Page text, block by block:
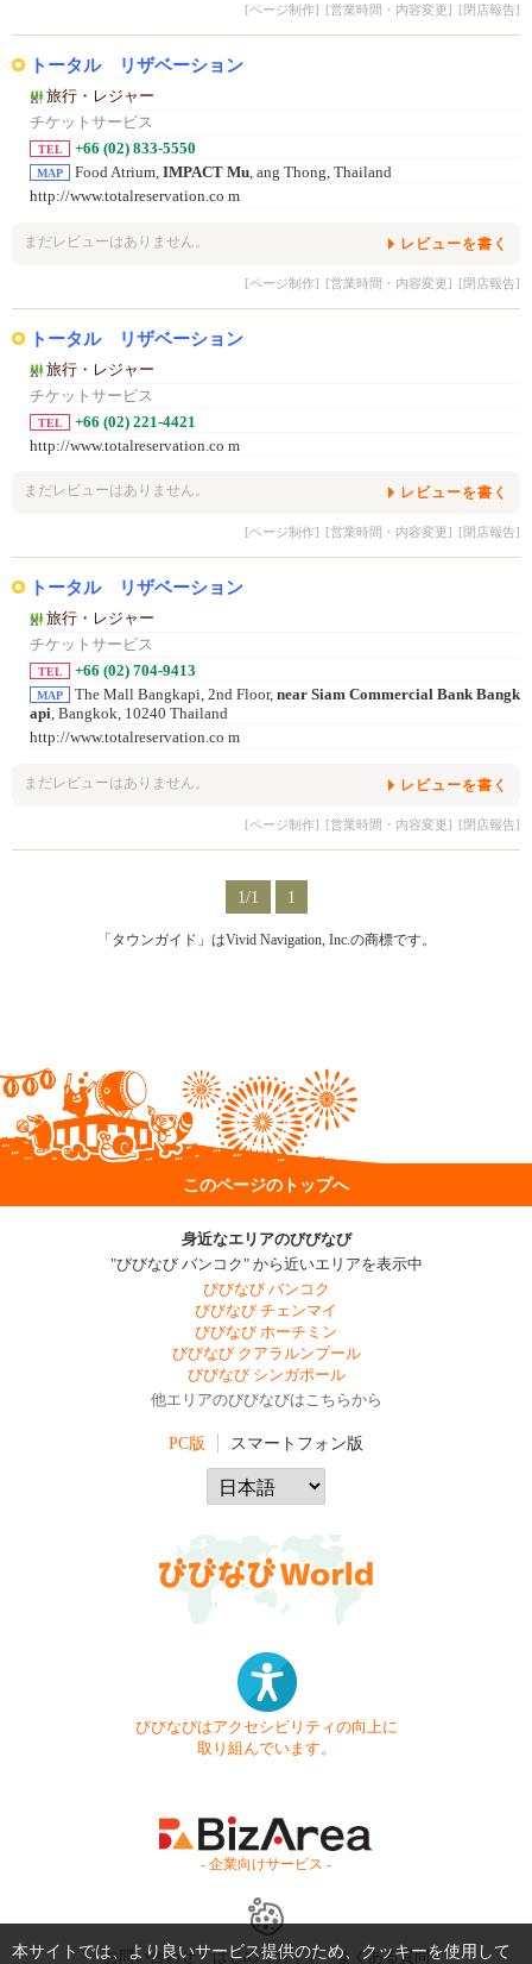
[ページ制作] [営業時間・内容変更] [閉店報告]
トータル リザベーション
旅行・レジャー
チケットサービス
TEL +66 (02) 833-5550
MAP Food Atrium, IMPACT Mu, ang Thong, Thailand
http://www.totalreservation.co m
まだレビューはありません。 レビューを書く
[ページ制作] [営業時間・内容変更] [閉店報告]
トータル リザベーション
旅行・レジャー
チケットサービス
TEL
+66 (02) 221-4421
http://www.totalreservation.co m
まだレビューはありません。 レビューを書く
[ページ制作] [営業時間・内容変更] [閉店報告]
トータル リザベーション
旅行・レジャー
チケットサービス
TEL +66 (02) 704-9413
MAP The Mall Bangkapi, 2nd Floor, near Siam Commercial Bank Bangk
api, Bangkok, 10240 Thailand
http://www.totalreservation.co m
まだレビューはありません。 レビューを書く
[ページ制作] [営業時間・内容変更] [閉店報告]
1/1 1
「タウンガイド」はVivid Navigation, Inc.の商標です。
このページのトップへ
身近なエリアのびびなび
"びびなび バンコク" から近いエリアを表示中
びびなび バンコク
びびなび チェンマイ
びびなび ホーチミン
びびなび クアラルンプール
びびなび シンガポール
他エリアのびびなびはこちらから
PC版 スマートフォン版
びびなびはアクセシビリティの向上に
取り組んでいます。
- 企業向けサービス -
お問い合わせ はじめてガイド よくある質問
本サイトでは、より良いサービス提供のため、クッキーを使用して